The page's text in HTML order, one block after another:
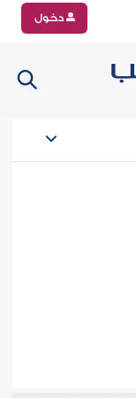
دخول